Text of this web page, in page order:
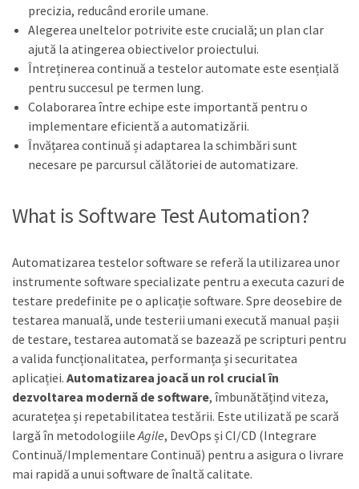
precizia, reducând erorile umane.
Alegerea uneltelor potrivite este crucială; un plan clar
ajută la atingerea obiectivelor proiectului.
Întreținerea continuă a testelor automate este esențială
pentru succesul pe termen lung.
Colaborarea între echipe este importantă pentru o
implementare eficientă a automatizării.
Învățarea continuă și adaptarea la schimbări sunt
necesare pe parcursul călătoriei de automatizare.
What is Software Test Automation?
Automatizarea testelor software se referă la utilizarea unor
instrumente software specializate pentru a executa cazuri de
testare predefinite pe o aplicație software. Spre deosebire de
testarea manuală, unde testerii umani execută manual pașii
de testare, testarea automată se bazează pe scripturi pentru
a valida funcționalitatea, performanța și securitatea
aplicației. Automatizarea joacă un rol crucial în
dezvoltarea modernă de software, îmbunătățind viteza,
acuratețea și repetabilitatea testării. Este utilizată pe scară
largă în metodologiileAgile, DevOps și CI/CD (Integrare
Continuă/Implementare Continuă) pentru a asigura o livrare
mai rapidă a unui software de înaltă calitate.